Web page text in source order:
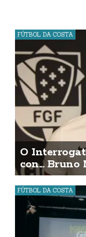
FÚTBOL DA COSTA
O
con... Bruno
FÚTBOL DA COSTA